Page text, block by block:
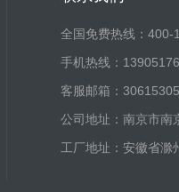
全国免费热线：400-
手机热线：
客服邮箱：
公司地址：南京市南
工厂地址：安徽省滁